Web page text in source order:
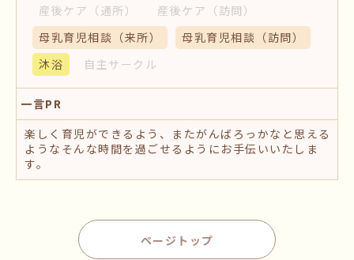
産後ケア （通所） 産後ケア （訪問）
母乳育児相談 （来所） 母乳育児相談 （訪問）
沐浴
自主サークル
一言PR
楽しく育児ができるよう、またがんばろっかなと思える
ようなそんな時間を過ごせるようにお手伝いいたしま
す。
ページトップ